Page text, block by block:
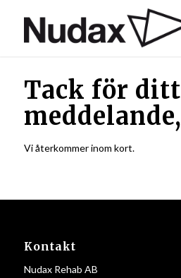
Tack för ditt
meddelande,
Vi återkommer inom kort.
Kontakt
Nudax Rehab AB